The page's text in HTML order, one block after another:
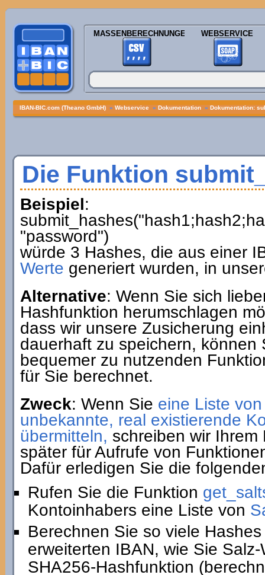
MASSENBERECHNUNGEN WEBSERVICE
IBAN-BIC.com (Theano GmbH) » Webservice » Dokumentation » Dokumentation:
Die Funktion
Beispiel:
"password")
würde 3 Hashes, die aus einer
Werte generiert wurden, in
Alternative: Wenn Sie sich
Hashfunktion herumschlagen
dass wir unsere Zusicherung
dauerhaft zu speichern,
bequemer zu nutzenden
für Sie berechnet.
Zweck: Wenn Sie eine Liste
unbekannte, real existierende
übermitteln, schreiben wir
später für Aufrufe von
Dafür erledigen Sie die
Rufen Sie die Funktion
Kontoinhabers eine Liste von
Berechnen Sie so viele
erweiterten IBAN, wie Sie
SHA256-Hashfunktion